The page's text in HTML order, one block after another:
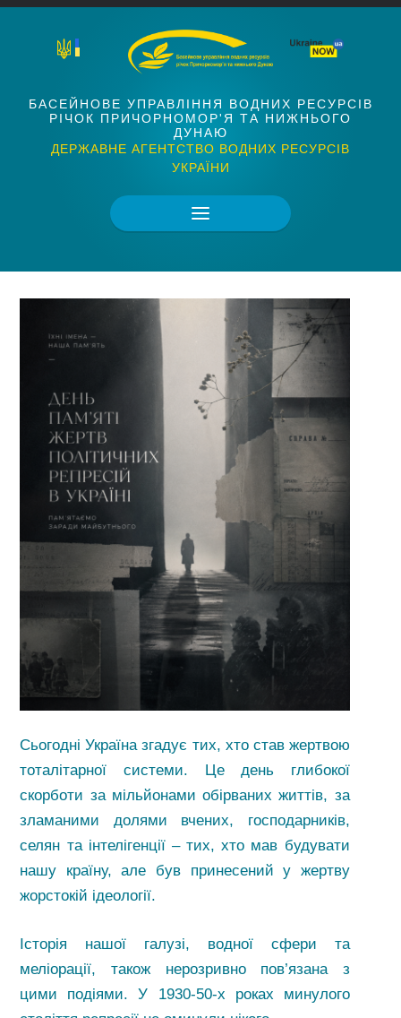
БАСЕЙНОВЕ УПРАВЛІННЯ ВОДНИХ РЕСУРСІВ
РІЧОК ПРИЧОРНОМОР'Я ТА НИЖНЬОГО
ДУНАЮ
ДЕРЖАВНЕ АГЕНТСТВО ВОДНИХ РЕСУРСІВ
УКРАЇНИ
Сьогодні Україна згадує тих, хто став жертвою
тоталітарної системи. Це день глибокої
скорботи за мільйонами обірваних життів, за
зламаними долями вчених, господарників,
селян та інтелігенції – тих, хто мав будувати
нашу країну, але був принесений у жертву
жорстокій ідеології.
Історія нашої галузі, водної сфери та
меліорації, також нерозривно пов’язана з
цими подіями. У 1930-50-х роках минулого